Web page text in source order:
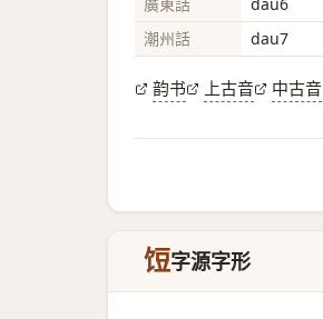
潮州話
dau7
韵书 上古音 中古音
饾字源字形